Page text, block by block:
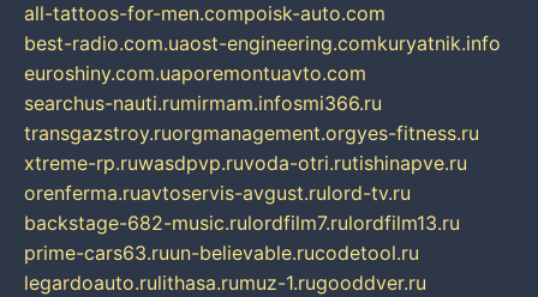
all-tattoos-for-men.compoisk-auto.com
best-radio.com.uaost-engineering.comkuryatnik.info
euroshiny.com.uaporemontuavto.com
searchus-nauti.rumirmam.infosmi366.ru
transgazstroy.ruorgmanagement.orgyes-fitness.ru
xtreme-rp.ruwasdpvp.ruvoda-otri.rutishinapve.ru
orenferma.ruavtoservis-avgust.rulord-tv.ru
backstage-682-music.rulordfilm7.rulordfilm13.ru
prime-cars63.ruun-believable.rucodetool.ru
legardoauto.rulithasa.rumuz-1.rugooddver.ru